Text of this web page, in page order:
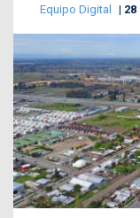
Equipo Digital